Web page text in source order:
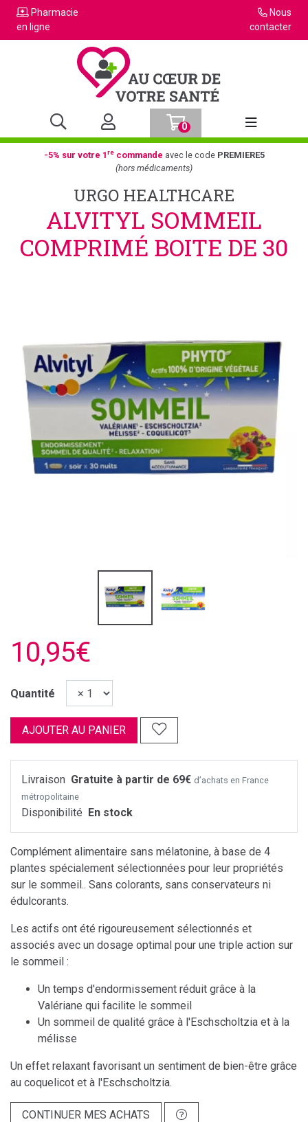
Pharmacie
en ligne
Nous
contacter
0
Afficher la
-5% sur votre 1recommande avec le code PREMIERE5
(hors médicaments)
URGO HEALTHCARE
ALVITYL SOMMEIL
COMPRIMÉ BOITE DE 30
10,95€
Quantité
AJOUTER AU PANIER
Livraison Gratuite à partir de 69€ d’achats en France
métropolitaine
Disponibilité En stock
Complément alimentaire sans mélatonine, à base de 4
plantes spécialement sélectionnées pour leur propriétés
sur le sommeil.. Sans colorants, sans conservateurs ni
édulcorants.
Les actifs ont été rigoureusement sélectionnés et
associés avec un dosage optimal pour une triple action sur
le sommeil :
Un temps d'endormissement réduit grâce à la
Valériane qui facilite le sommeil
Un sommeil de qualité grâce à l'Eschscholtzia et à la
mélisse
Un effet relaxant favorisant un sentiment de bien-être grâce
au coquelicot et à l'Eschscholtzia.
CONTINUER MES ACHATS